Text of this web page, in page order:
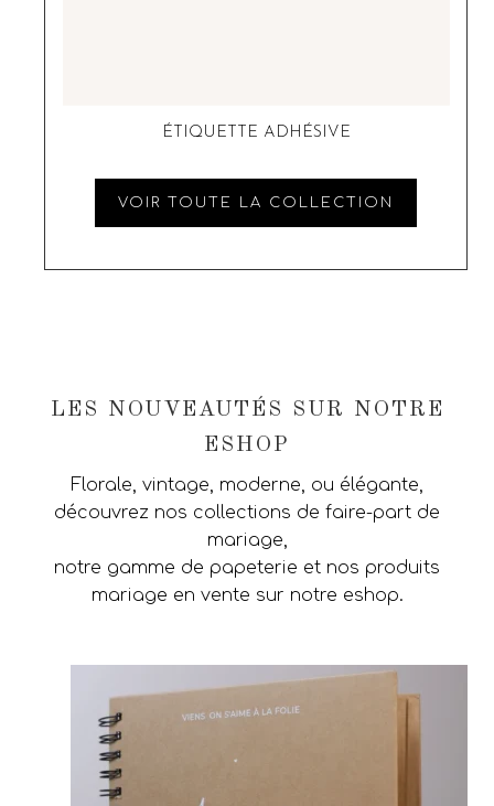
ÉTIQUETTE ADHÉSIVE
VOIR TOUTE LA COLLECTION
LES NOUVEAUTÉS SUR NOTRE
ESHOP
Florale, vintage, moderne, ou élégante,
découvrez nos collections de faire-part de
mariage,
notre gamme de papeterie et nos produits
mariage en vente sur notre eshop.